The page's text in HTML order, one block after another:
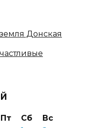
Донская
Пт Сб
Вс